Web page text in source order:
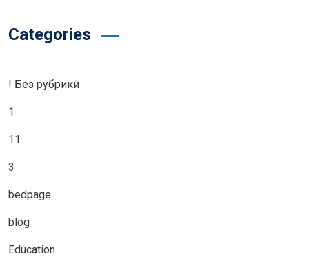
Categories
! Без рубрики
1
11
3
bedpage
blog
Education